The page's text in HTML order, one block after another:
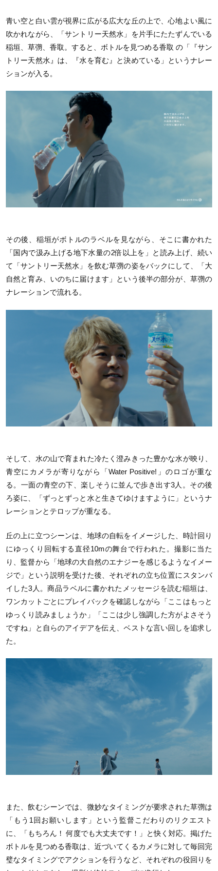
青い空と白い雲が視界に広がる広大な丘の上で、心地よい風に
吹かれながら、「サントリー天然水」を片手にたたずんでいる
稲垣、草彅、香取。すると、ボトルを見つめる香取 の「『サン
トリー天然水』は、『水を育む』と決めている」というナレー
ションが入る。
その後、稲垣がボトルのラベルを見ながら、そこに書かれた
「国内で汲み上げる地下水量の2倍以上を」と読み上げ、続い
て「サントリー天然水」を飲む草彅の姿をバックにして、「大
自然と育み、いのちに届けます」という後半の部分が、草彅の
ナレーションで流れる。
そして、水の山で育まれた冷たく澄みきった豊かな水が映り、
青空にカメラが寄りながら「Water Positive!」のロゴが重な
る。一面の青空の下、楽しそうに並んで歩き出す3人。その後
ろ姿に、「ずっとずっと水と生きてゆけますように」というナ
レーションとテロップが重なる。
丘の上に立つシーンは、地球の自転をイメージした、時計回り
にゆっくり回転する直径10mの舞台で行われた。撮影に当た
り、監督から「地球の大自然のエナジーを感じるようなイメー
ジで」という説明を受けた後、それぞれの立ち位置にスタンバ
イした3人。商品ラベルに書かれたメッセージを読む稲垣は、
ワンカットごとにプレイバックを確認しながら「ここはもっと
ゆっくり読みましょうか」「ここは少し強調した方がよさそう
ですね」と自らのアイデアを伝え、ベストな言い回しを追求し
た。
また、飲むシーンでは、微妙なタイミングが要求された草彅は
「もう1回お願いします」という監督こだわりのリクエスト
に、「もちろん！ 何度でも大丈夫です！」と快く対応。掲げた
ボトルを見つめる香取は、近づいてくるカメラに対して毎回完
璧なタイミングでアクションを行うなど、それぞれの役回りを